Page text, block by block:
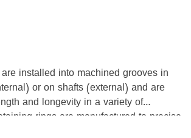
installed into machined grooves in
or on shafts (external) and are
and longevity in a variety of
rings are manufactured to precise
built for durability, reliability, and